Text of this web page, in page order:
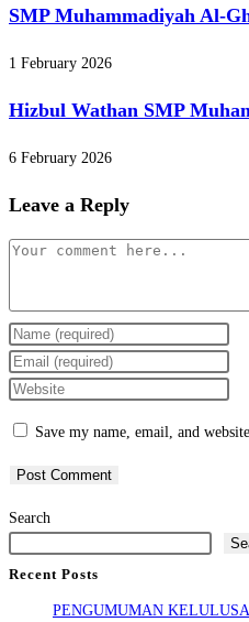
SMP Muhammadiyah Al-
1 February 2026
Hizbul Wathan SMP
6 February 2026
Leave a Reply
Comment
Enter
your
name
to
Enter
your
to
Enter
URL
Save my name, email, and
Search
Recent Posts
PENGUMUMAN